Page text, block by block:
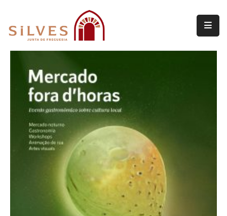
Freguesia
Assembleia
Freguesia